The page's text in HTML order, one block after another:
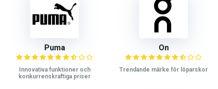
Puma
Innovativa funktioner och
konkurrenskraftiga priser
On
Trendande märke för löparskor